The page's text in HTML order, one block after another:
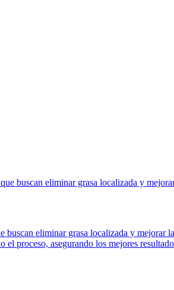
eliminar grasa localizada y
proceso, asegurando los mejores